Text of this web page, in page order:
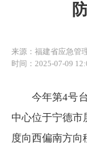
来源：福建省应急管
时间：2025-07-09
今年第4号台
中心位于宁德市
度向西偏南方向